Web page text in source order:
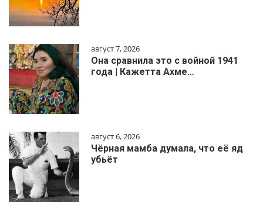
август 7, 2026
Она сравнила это с войной 1941
года | Кажетта Ахме…
август 6, 2026
Чёрная мамба думала, что её яд
убьёт